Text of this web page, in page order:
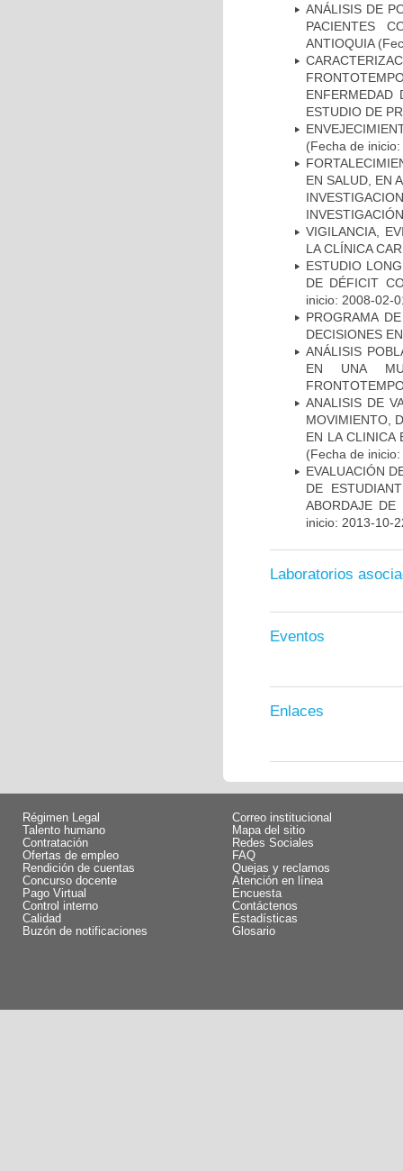
ANÁLISIS DE
PACIENTES
ANTIOQUIA
ENFERMEDAD
ESTUDIO DE
(Fecha de
EN SALUD, EN
VIGILANCIA,
LA CLÍNICA
ESTUDIO
DE DÉFICIT
inicio: 2008-02-
PROGRAMA
DECISIONES
ANÁLISIS
EN UNA
ANALISIS DE
MOVIMIENTO,
EN LA CLINICA
(Fecha de
EVALUACIÓN
DE
ABORDAJE
inicio: 2013-10-
Laboratorios
Eventos
Enlaces
Régimen Legal
Talento humano
Contratación
Ofertas de empleo
Rendición de cuentas
Concurso docente
Pago Virtual
Control interno
Calidad
Buzón de notificaciones
Correo institucional
Mapa del sitio
Redes Sociales
FAQ
Quejas y reclamos
Atención en línea
Encuesta
Contáctenos
Estadísticas
Glosario